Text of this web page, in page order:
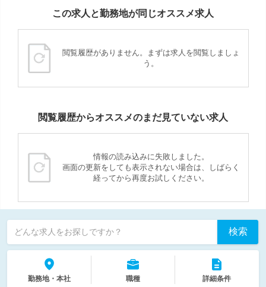
この求人と勤務地が同じオススメ求人
閲覧履歴がありません。まずは求人を閲覧しましょ
う。
閲覧履歴からオススメのまだ見ていない求人
情報の読み込みに失敗しました。
画面の更新をしても表示されない場合は、しばらく
経ってから再度お試しください。
どんな求人をお探しですか？ 検索
勤務地・本社 職種 詳細条件